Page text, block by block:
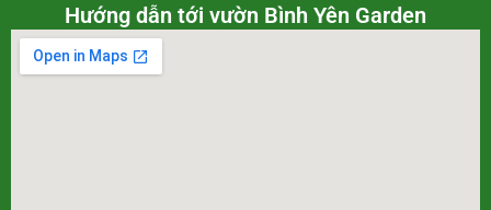
Hướng dẫn tới vườn Bình Yên Garden